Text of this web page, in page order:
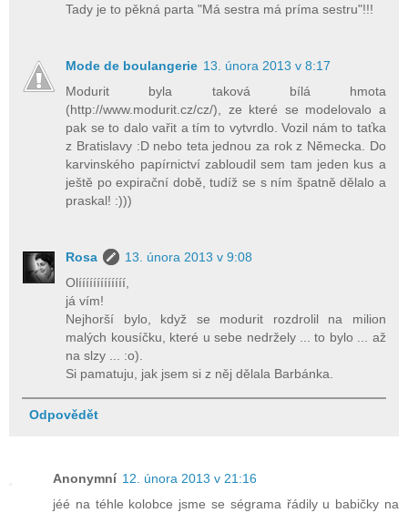
Tady je to pěkná parta "Má sestra má príma sestru"!!!
Mode de boulangerie 13. února 2013 v 8:17
Modurit byla taková bílá hmota
(http://www.modurit.cz/cz/), ze které se modelovalo a
pak se to dalo vařit a tím to vytvrdlo. Vozil nám to taťka
z Bratislavy :D nebo teta jednou za rok z Německa. Do
karvinského papírnictví zabloudil sem tam jeden kus a
ještě po expirační době, tudíž se s ním špatně dělalo a
praskal! :)))
Rosa
13. února 2013 v 9:08
Olííííííííííííí,
já vím!
Nejhorší bylo, když se modurit rozdrolil na milion
malých kousíčku, které u sebe nedržely ... to bylo ... až
na slzy ... :o).
Si pamatuju, jak jsem si z něj dělala Barbánka.
Odpovědět
Anonymní 12. února 2013 v 21:16
jéé na téhle kolobce jsme se ségrama řádily u babičky na